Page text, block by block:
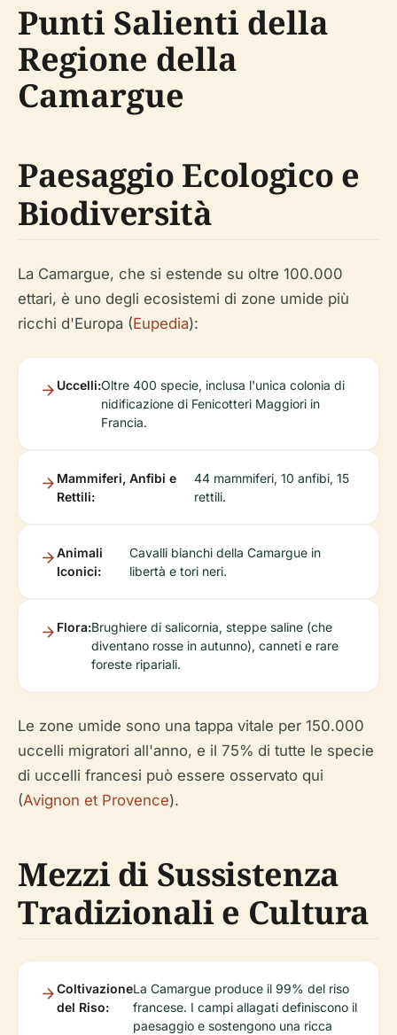
Punti Salienti della
Regione della
Camargue
Paesaggio Ecologico e
Biodiversità
La Camargue, che si estende su oltre 100.000
ettari, è uno degli ecosistemi di zone umide più
ricchi d'Europa (Eupedia):
Uccelli:Oltre 400 specie, inclusa l'unica colonia di
nidificazione di Fenicotteri Maggiori in
Francia.
Mammiferi, Anfibi e
Rettili:
44 mammiferi, 10 anfibi, 15
rettili.
Animali
Iconici:
Cavalli bianchi della Camargue in
libertà e tori neri.
Flora:Brughiere di salicornia, steppe saline (che
diventano rosse in autunno), canneti e rare
foreste ripariali.
Le zone umide sono una tappa vitale per 150.000
uccelli migratori all'anno, e il 75% di tutte le specie
di uccelli francesi può essere osservato qui
(Avignon et Provence).
Mezzi di Sussistenza
Tradizionali e Cultura
Coltivazione
del Riso:
La Camargue produce il 99% del riso
francese. I campi allagati definiscono il
paesaggio e sostengono una ricca